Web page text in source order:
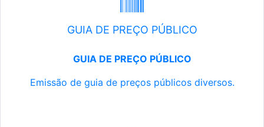
GUIA DE PREÇO PÚBLICO
GUIA DE PREÇO PÚBLICO
Emissão de guia de preços públicos diversos.